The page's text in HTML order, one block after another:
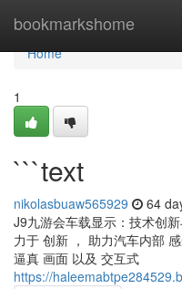
bookmarkshome
Home
Home
1
```text
nikolasbuaw565929 64
J9九游会车载显示：技术创
力于 创新 ， 助力汽车内部
逼真 画面 以及 交互式
https://